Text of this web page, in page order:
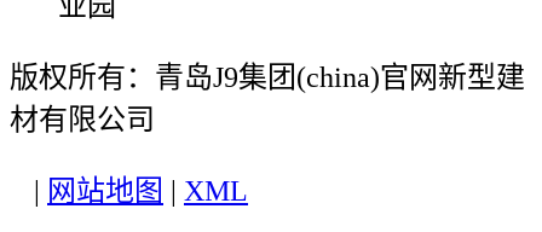
业园
版权所有：青岛J9集团(china)官网新型建
材有限公司
网站地图 XML